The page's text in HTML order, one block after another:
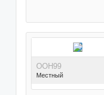
Поблагодарили 29
в 28
ООН99
Местный